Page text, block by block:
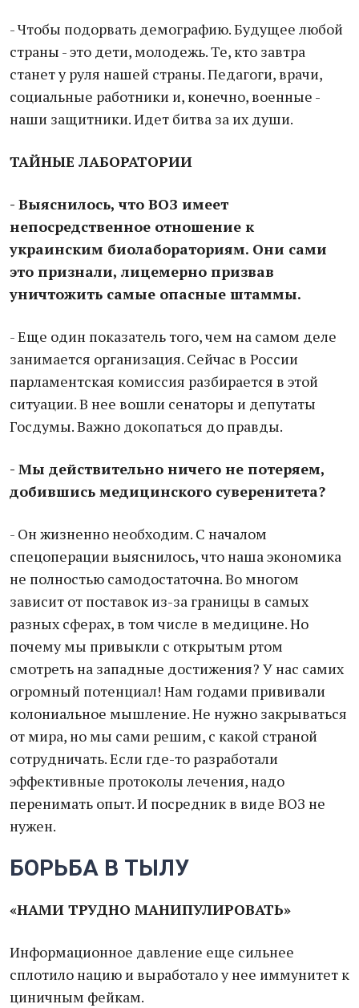
- Чтобы подорвать демографию. Будущее любой
страны - это дети, молодежь. Те, кто завтра
станет у руля нашей страны. Педагоги, врачи,
социальные работники и, конечно, военные -
наши защитники. Идет битва за их души.
ТАЙНЫЕ ЛАБОРАТОРИИ
- Выяснилось, что ВОЗ имеет
непосредственное отношение к
украинским биолабораториям. Они сами
это признали, лицемерно призвав
уничтожить самые опасные штаммы.
- Еще один показатель того, чем на самом деле
занимается организация. Сейчас в России
парламентская комиссия разбирается в этой
ситуации. В нее вошли сенаторы и депутаты
Госдумы. Важно докопаться до правды.
- Мы действительно ничего не потеряем,
добившись медицинского суверенитета?
- Он жизненно необходим. С началом
спецоперации выяснилось, что наша экономика
не полностью самодостаточна. Во многом
зависит от поставок из-за границы в самых
разных сферах, в том числе в медицине. Но
почему мы привыкли с открытым ртом
смотреть на западные достижения? У нас самих
огромный потенциал! Нам годами прививали
колониальное мышление. Не нужно закрываться
от мира, но мы сами решим, с какой страной
сотрудничать. Если где-то разработали
эффективные протоколы лечения, надо
перенимать опыт. И посредник в виде ВОЗ не
нужен.
БОРЬБА В ТЫЛУ
«НАМИ ТРУДНО МАНИПУЛИРОВАТЬ»
Информационное давление еще сильнее
сплотило нацию и выработало у нее иммунитет к
циничным фейкам.